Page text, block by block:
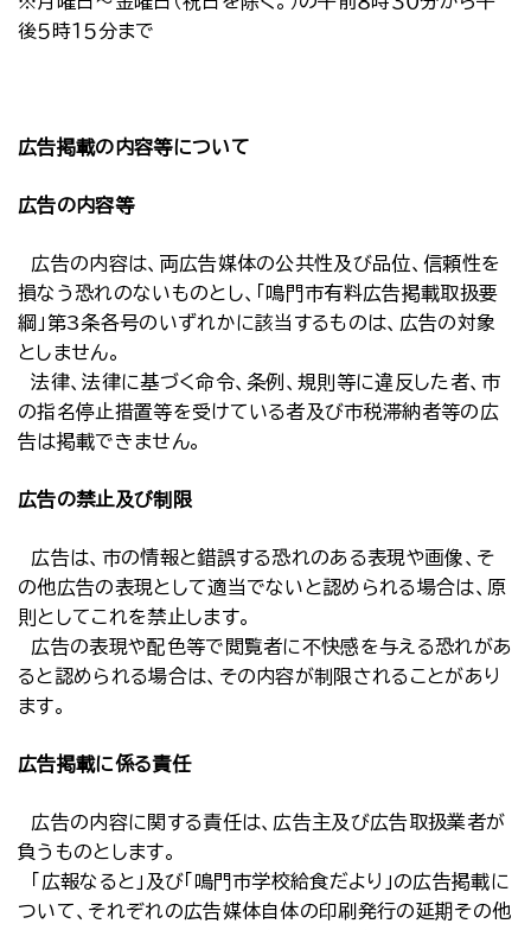
後５時１５分まで
広告掲載の内容等について
広告の内容等
広告の内容は、両広告媒体の公共性及び品位、信頼性を
損なう恐れのないものとし、「鳴門市有料広告掲載取扱要
綱」第3条各号のいずれかに該当するものは、広告の対象
としません。
法律、法律に基づく命令、条例、規則等に違反した者、市
の指名停止措置等を受けている者及び市税滞納者等の広
告は掲載できません。
広告の禁止及び制限
広告は、市の情報と錯誤する恐れのある表現や画像、そ
の他広告の表現として適当でないと認められる場合は、原
則としてこれを禁止します。
広告の表現や配色等で閲覧者に不快感を与える恐れがあ
ると認められる場合は、その内容が制限されることがあり
ます。
広告掲載に係る責任
広告の内容に関する責任は、広告主及び広告取扱業者が
負うものとします。
「広報なると」及び「鳴門市学校給食だより」の広告掲載に
ついて、それぞれの広告媒体自体の印刷発行の延期その他